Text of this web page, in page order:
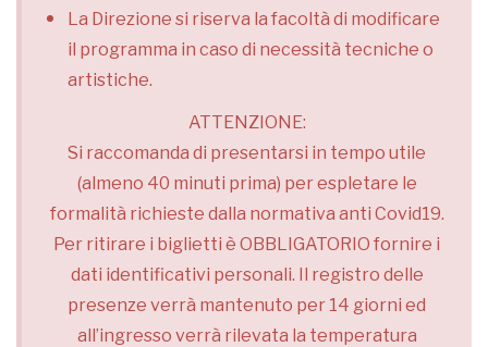
La Direzione si riserva la facoltà di modificare
il programma in caso di necessità tecniche o
artistiche.
ATTENZIONE:
Si raccomanda di presentarsi in tempo utile
(almeno 40 minuti prima) per espletare le
formalità richieste dalla normativa anti Covid19.
Per ritirare i biglietti è OBBLIGATORIO fornire i
dati identificativi personali. Il registro delle
presenze verrà mantenuto per 14 giorni ed
all’ingresso verrà rilevata la temperatura